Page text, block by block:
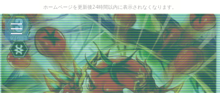
ホームページを更新後24時間以内に表示されなくなります。